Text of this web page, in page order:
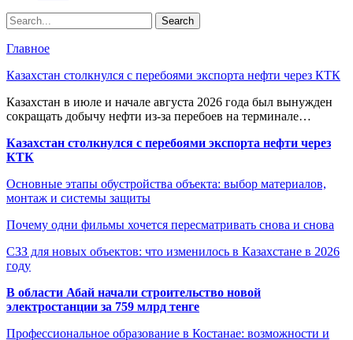
Главное
Казахстан столкнулся с перебоями экспорта нефти через КТК
Казахстан в июле и начале августа 2026 года был вынужден
сокращать добычу нефти из-за перебоев на терминале…
Казахстан столкнулся с перебоями экспорта нефти через
КТК
Основные этапы обустройства объекта: выбор материалов,
монтаж и системы защиты
Почему одни фильмы хочется пересматривать снова и снова
СЗЗ для новых объектов: что изменилось в Казахстане в 2026
году
В области Абай начали строительство новой
электростанции за 759 млрд тенге
Профессиональное образование в Костанае: возможности и